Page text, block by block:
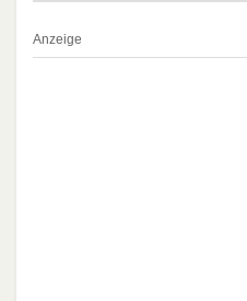
Anzeige